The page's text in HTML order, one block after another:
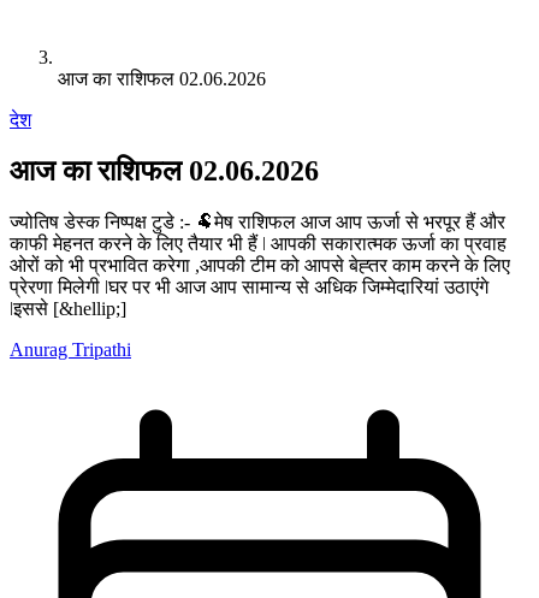
आज का राशिफल 02.06.2026
देश
आज का राशिफल 02.06.2026
ज्योतिष डेस्क निष्पक्ष टुडे :- 🐏मेष राशिफल आज आप ऊर्जा से भरपूर हैं और
काफी मेहनत करने के लिए तैयार भी हैं ǀ आपकी सकारात्मक ऊर्जा का प्रवाह
ओरों को भी प्रभावित करेगा ,आपकी टीम को आपसे बेह्तर काम करने के लिए
प्रेरणा मिलेगी ǀघर पर भी आज आप सामान्य से अधिक जिम्मेदारियां उठाएंगे
ǀइससे [&hellip;]
Anurag Tripathi